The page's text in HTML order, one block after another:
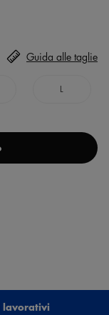
L
Guida alle taglie
lavorativi